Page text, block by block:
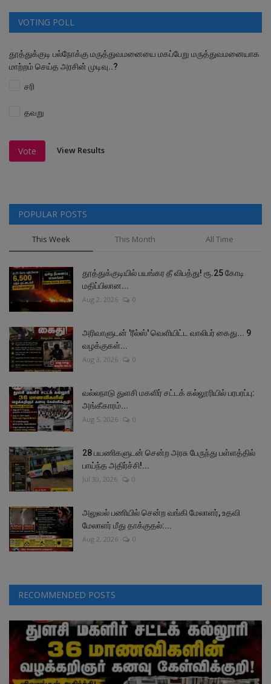
VOTING POLL
தூத்துக்குடி பல்நோக்கு மருத்துவமனையை மகப்பேறு மருத்துவமனையாக
மாற்றம் செய்த அரசின் முடிவு..?
சரி
தவறு
Vote View Results
POPULAR POSTS
This Week This Month All Time
தூத்துக்குடியில் பயங்கர தீ விபத்து! ரூ.25 கோடி
மதிப்பிலான...
Aug 2, 2026 0
அரிவாளுடன் 'ரீல்ஸ்' வெளியிட்ட வாலிபர் கைது... 9
வழக்குகள்...
Aug 3, 2026 0
வல்லநாடு துளசி மகளிர் சட்டக் கல்லூரியில் பரபரப்பு:
அங்கீகாரம்...
Aug 5, 2026 0
28 பயணிகளுடன் சென்ற அரசு பேருந்து பள்ளத்தில்
பாய்ந்த அதிர்ச்சி!...
Jul 30, 2026 0
அலுவல் பணியில் சென்ற வங்கி மேலாளர், உதவி
மேலாளர் மீது தாக்குதல்:...
Aug 2, 2026 0
RECOMMENDED POSTS